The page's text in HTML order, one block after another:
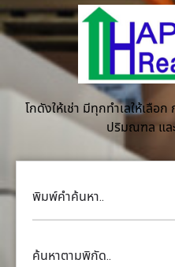
โกดังให้เช่า มีทุกทำเลให้เลือ
ปริมณฑล แล
พิมพ์คำค้นหา..
ค้นหาตามพิกัด..